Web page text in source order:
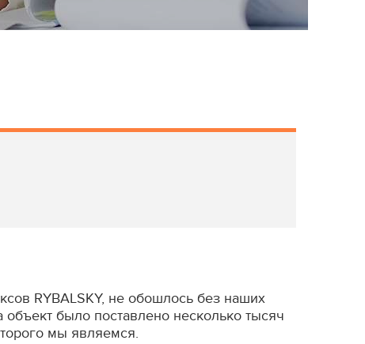
RYBALSKY, не обошлось без наших
было поставлено несколько тысяч
мы являемся.